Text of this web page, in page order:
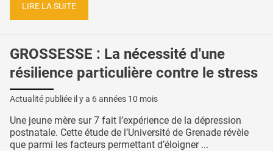
LIRE LA SUITE
GROSSESSE : La nécessité d'une
résilience particulière contre le stress
Actualité publiée il y a 6 années 10 mois
Une jeune mère sur 7 fait l’expérience de la dépression
postnatale. Cette étude de l’Université de Grenade révèle
que parmi les facteurs permettant d’éloigner ...